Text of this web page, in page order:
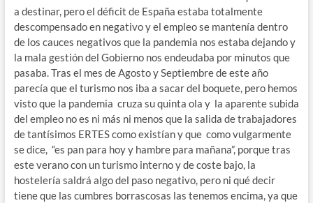
a destinar, pero el déficit de España estaba totalmente
descompensado en negativo y el empleo se mantenía dentro
de los cauces negativos que la pandemia nos estaba dejando y
la mala gestión del Gobierno nos endeudaba por minutos que
pasaba. Tras el mes de Agosto y Septiembre de este año
parecía que el turismo nos iba a sacar del boquete, pero hemos
visto que la pandemia cruza su quinta ola y la aparente subida
del empleo no es ni más ni menos que la salida de trabajadores
de tantísimos ERTES como existían y que como vulgarmente
se dice, “es pan para hoy y hambre para mañana”, porque tras
este verano con un turismo interno y de coste bajo, la
hostelería saldrá algo del paso negativo, pero ni qué decir
tiene que las cumbres borrascosas las tenemos encima, ya que